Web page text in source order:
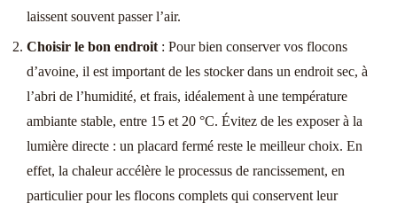
laissent souvent passer l’air.
Choisir le bon endroit : Pour bien conserver vos flocons
d’avoine, il est important de les stocker dans un endroit sec, à
l’abri de l’humidité, et frais, idéalement à une température
ambiante stable, entre 15 et 20 °C. Évitez de les exposer à la
lumière directe : un placard fermé reste le meilleur choix. En
effet, la chaleur accélère le processus de rancissement, en
particulier pour les flocons complets qui conservent leur